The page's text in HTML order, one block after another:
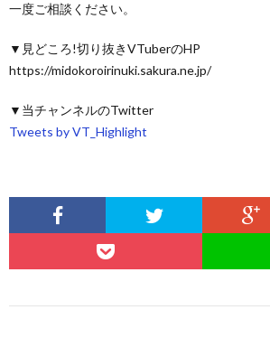
一度ご相談ください。
▼見どころ!切り抜きVTuberのHP
https://midokoroirinuki.sakura.ne.jp/
▼当チャンネルのTwitter
Tweets by VT_Highlight